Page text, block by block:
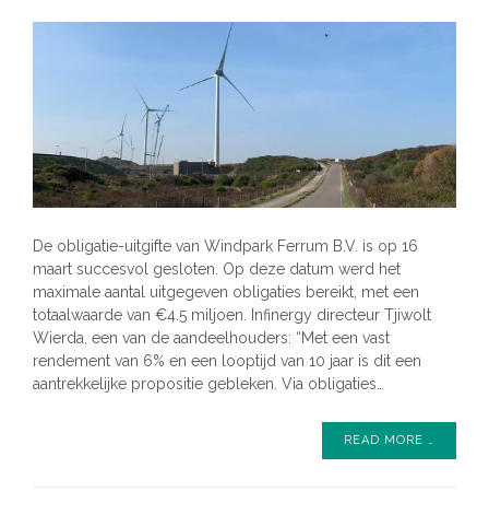
De obligatie-uitgifte van Windpark Ferrum B.V. is op 16
maart succesvol gesloten. Op deze datum werd het
maximale aantal uitgegeven obligaties bereikt, met een
totaalwaarde van €4.5 miljoen. Infinergy directeur Tjiwolt
Wierda, een van de aandeelhouders: “Met een vast
rendement van 6% en een looptijd van 10 jaar is dit een
aantrekkelijke propositie gebleken. Via obligaties…
READ MORE …